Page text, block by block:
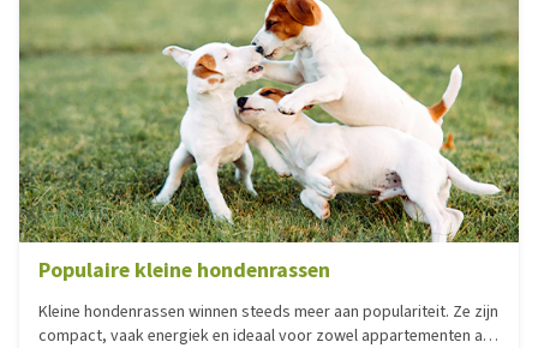
Populaire kleine hondenrassen
Kleine hondenrassen winnen steeds meer aan populariteit. Ze zijn
compact, vaak energiek en ideaal voor zowel appartementen als